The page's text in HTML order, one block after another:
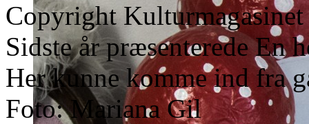
Copyright
Sidste år præsenterede En
Her kunne komme ind fra
Foto: Mariana Gil